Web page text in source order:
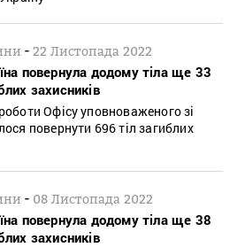
-22 Листопада 2022
повернула додому тіла ще 33
захисників
Офісу уповноваженого зі
повернути 696 тіл загиблих
- 08 Листопада 2022
повернула додому тіла ще 38
захисників